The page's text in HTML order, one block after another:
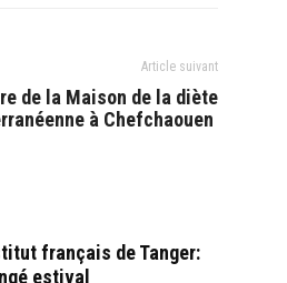
Article suivant
de la Maison de la diète
à Chefchaouen
français de Tanger:
estival